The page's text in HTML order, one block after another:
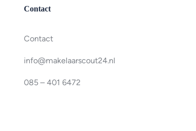
Contact
Contact
info@makelaarscout24.nl
085 – 401 6472